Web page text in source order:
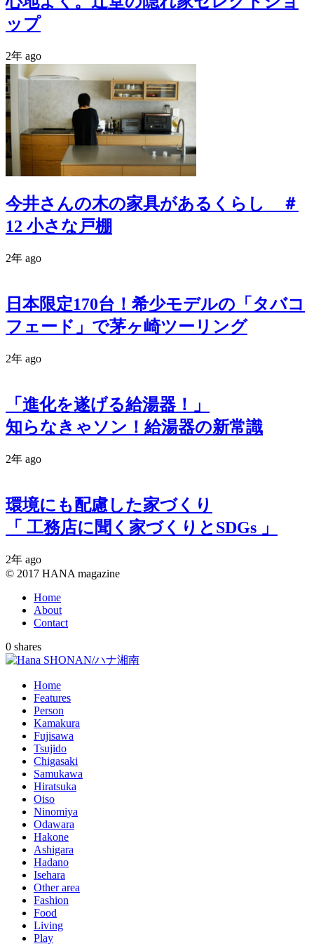
ップ
2年 ago
今井さんの木の家具があるくらし ＃
12 小さな戸棚
2年 ago
日本限定170台！希少モデルの「タバコ
フェード」で茅ヶ崎ツーリング
2年 ago
「進化を遂げる給湯器！」
知らなきゃソン！給湯器の新常識
2年 ago
環境にも配慮した家づくり
「 工務店に聞く家づくりとSDGs 」
2年 ago
© 2017 HANA magazine
Home
About
Contact
0 shares
Home
Features
Person
Kamakura
Fujisawa
Tsujido
Chigasaki
Samukawa
Hiratsuka
Oiso
Ninomiya
Odawara
Hakone
Ashigara
Hadano
Isehara
Other area
Fashion
Food
Living
Play